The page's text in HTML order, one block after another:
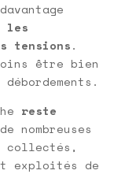
les
tensions.
être bien
reste
nombreuses
collectés,
exploités de